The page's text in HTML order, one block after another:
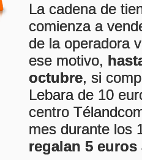
La cadena de
comienza a
de la operadora
ese motivo,
octubre, si
Lebara de 10
centro
mes durante los
regalan 5